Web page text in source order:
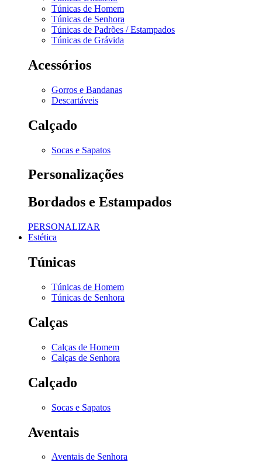
Túnicas de Homem
Túnicas de Senhora
Túnicas de Padrões / Estampados
Túnicas de Grávida
Acessórios
Gorros e Bandanas
Descartáveis
Calçado
Socas e Sapatos
Personalizações
Bordados e Estampados
PERSONALIZAR
Estética
Túnicas
Túnicas de Homem
Túnicas de Senhora
Calças
Calças de Homem
Calças de Senhora
Calçado
Socas e Sapatos
Aventais
Aventais de Senhora